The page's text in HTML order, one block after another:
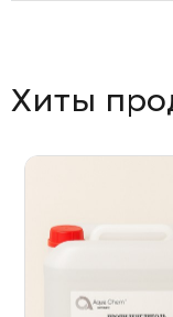
Хиты